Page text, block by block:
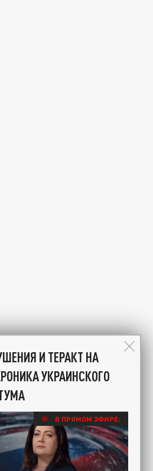
И ТЕРАКТ НА
УКРАИНСКОГО
В ПРЯМОМ ЭФИРЕ: